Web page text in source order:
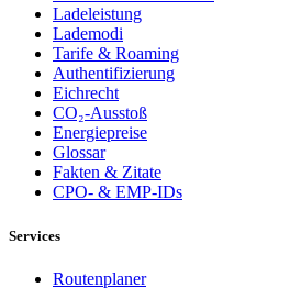
Ladeleistung
Lademodi
Tarife & Roaming
Authentifizierung
Eichrecht
CO₂-Ausstoß
Energiepreise
Glossar
Fakten & Zitate
CPO- & EMP-IDs
Services
Routenplaner